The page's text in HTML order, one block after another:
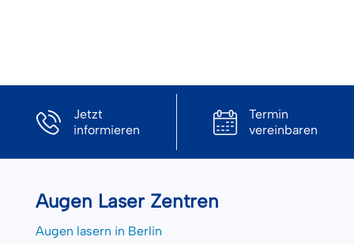
Jetzt
informieren
Termin
vereinbaren
Augen Laser Zentren
Augen lasern in Berlin